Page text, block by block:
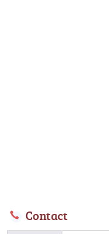
Contact